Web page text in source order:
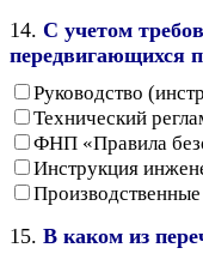
14. С учетом
передвигающихся
Руководство
Технический
ФНП «Правила
Инструкция
15. В каком из